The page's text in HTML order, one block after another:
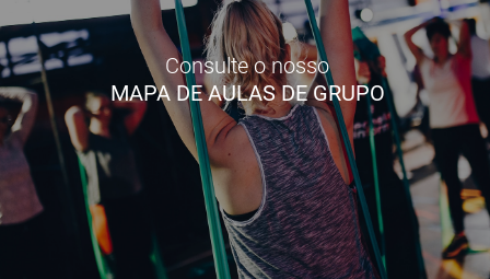
Consulte o nosso
MAPA DE AULAS DE GRUPO